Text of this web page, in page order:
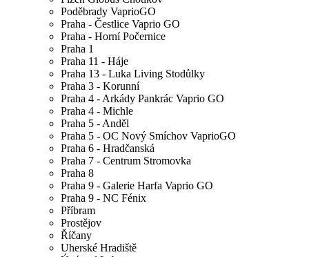
Poděbrady VaprioGO
Praha - Čestlice Vaprio GO
Praha - Horní Počernice
Praha 1
Praha 11 - Háje
Praha 13 - Luka Living Stodůlky
Praha 3 - Korunní
Praha 4 - Arkády Pankrác Vaprio GO
Praha 4 - Michle
Praha 5 - Anděl
Praha 5 - OC Nový Smíchov VaprioGO
Praha 6 - Hradčanská
Praha 7 - Centrum Stromovka
Praha 8
Praha 9 - Galerie Harfa Vaprio GO
Praha 9 - NC Fénix
Příbram
Prostějov
Říčany
Uherské Hradiště